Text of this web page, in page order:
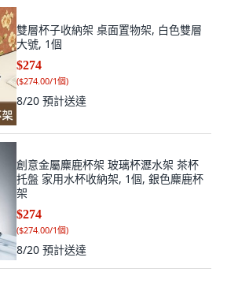
雙層杯子收納架 桌面置物架, 白色雙層
大號, 1個
$274
($274.00/1個)
8/20 預計送達
創意金屬麋鹿杯架 玻璃杯瀝水架 茶杯
托盤 家用水杯收納架, 1個, 銀色麋鹿杯
架
$274
($274.00/1個)
8/20 預計送達